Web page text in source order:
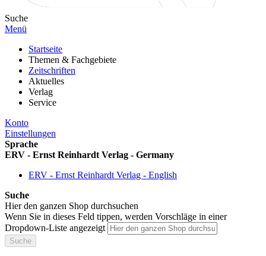
Suche
Menü
Startseite
Themen & Fachgebiete
Zeitschriften
Aktuelles
Verlag
Service
Konto
Einstellungen
Sprache
ERV - Ernst Reinhardt Verlag - Germany
ERV - Ernst Reinhardt Verlag - English
Suche
Hier den ganzen Shop durchsuchen
Wenn Sie in dieses Feld tippen, werden Vorschläge in einer
Dropdown-Liste angezeigt
Suche